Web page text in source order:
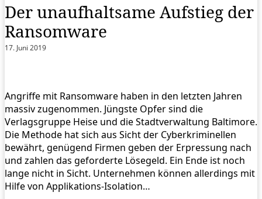
Der unaufhaltsame Aufstieg der
Ransomware
17. Juni 2019
Angriffe mit Ransomware haben in den letzten Jahren
massiv zugenommen. Jüngste Opfer sind die
Verlagsgruppe Heise und die Stadtverwaltung Baltimore.
Die Methode hat sich aus Sicht der Cyberkriminellen
bewährt, genügend Firmen geben der Erpressung nach
und zahlen das geforderte Lösegeld. Ein Ende ist noch
lange nicht in Sicht. Unternehmen können allerdings mit
Hilfe von Applikations-Isolation…